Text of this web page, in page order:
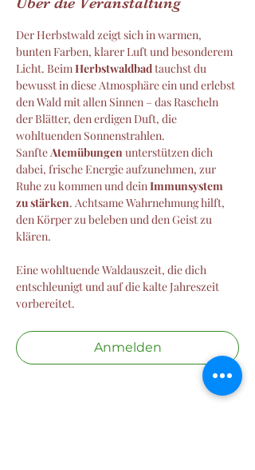
Der Herbstwald zeigt sich in warmen,
bunten Farben, klarer Luft und besonderem
Licht. Beim Herbstwaldbad tauchst du
bewusst in diese Atmosphäre ein und erlebst
den Wald mit allen Sinnen – das Rascheln
der Blätter, den erdigen Duft, die
wohltuenden Sonnenstrahlen.
Sanfte Atemübungen unterstützen dich
dabei, frische Energie aufzunehmen, zur
Ruhe zu kommen und dein Immunsystem
zu stärken. Achtsame Wahrnehmung hilft,
den Körper zu beleben und den Geist zu
klären.
Eine wohltuende Waldauszeit, die dich
entschleunigt und auf die kalte Jahreszeit
vorbereitet.
Anmelden